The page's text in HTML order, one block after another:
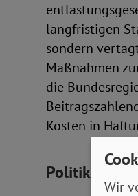
langfristigen
sondern
Maßnahmen
die
Kosten in
Politik
Wir